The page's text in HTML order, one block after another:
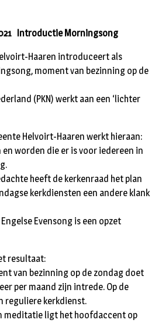
2021 Introductie Morningsong
Haaren introduceert als
moment van bezinning op de
(PKN) werkt aan een ‘lichter
Helvoirt-Haaren werkt hieraan:
worden die er is voor iedereen in
heeft de kerkenraad het plan
kerkdiensten een andere klank
Evensong is een opzet
resultaat:
van bezinning op de zondag doet
per maand zijn intrede. Op de
reguliere kerkdienst.
meditatie ligt het hoofdaccent op